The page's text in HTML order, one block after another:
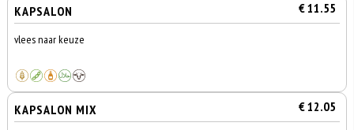
KAPSALON € 11.55
vlees naar keuze
KAPSALON MIX € 12.05